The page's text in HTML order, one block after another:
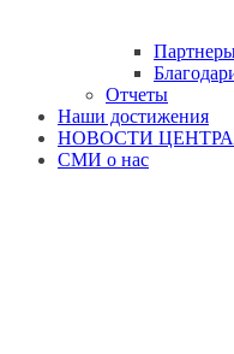
Отчеты
Наши достижения
НОВОСТИ ЦЕНТРА
СМИ о нас